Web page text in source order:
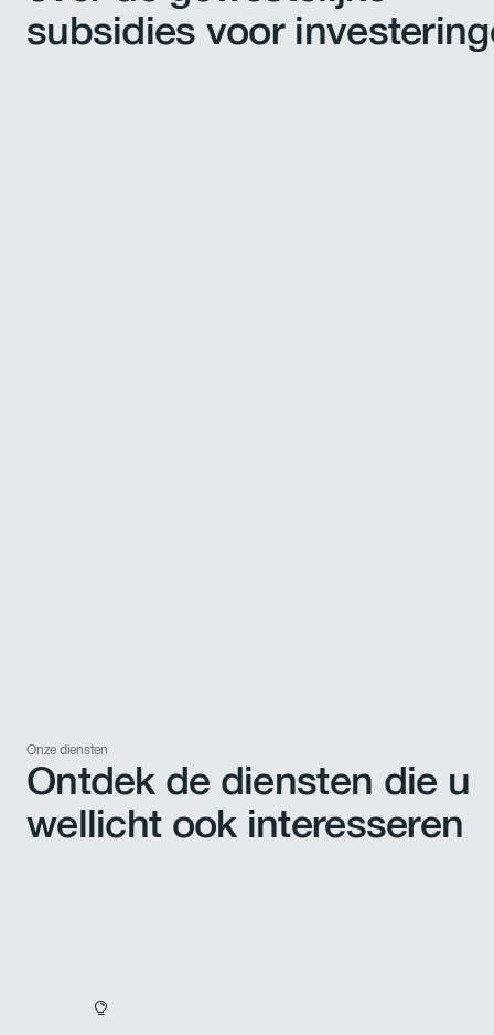
subsidies voor
Onze diensten
Ontdek de diensten die u
wellicht ook interesseren